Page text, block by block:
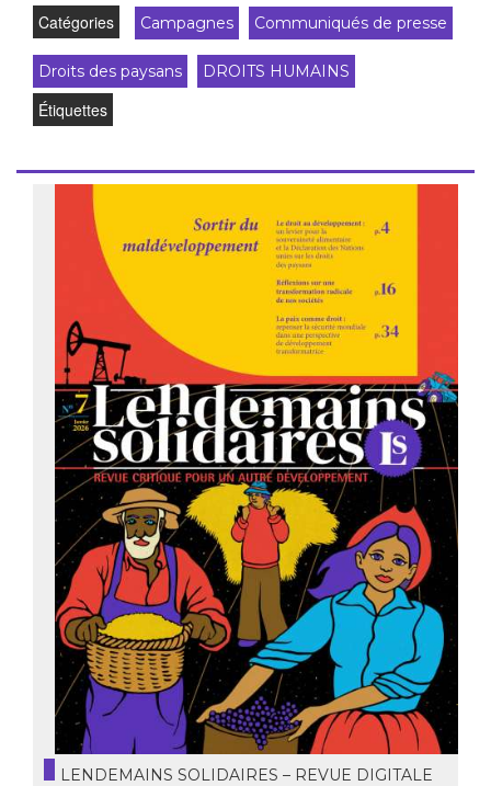
Catégories
Campagnes Communiqués de presse
Droits des paysans DROITS HUMAINS
Étiquettes
LENDEMAINS SOLIDAIRES – REVUE DIGITALE